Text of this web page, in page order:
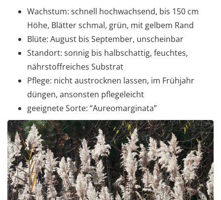
Wachstum: schnell hochwachsend, bis 150 cm
Höhe, Blätter schmal, grün, mit gelbem Rand
Blüte: August bis September, unscheinbar
Standort: sonnig bis halbschattig, feuchtes,
nährstoffreiches Substrat
Pflege: nicht austrocknen lassen, im Frühjahr
düngen, ansonsten pflegeleicht
geeignete Sorte: “Aureomarginata”